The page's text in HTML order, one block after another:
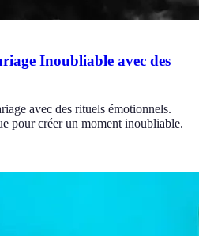
Inoubliable avec des
avec des rituels émotionnels.
pour créer un moment inoubliable.